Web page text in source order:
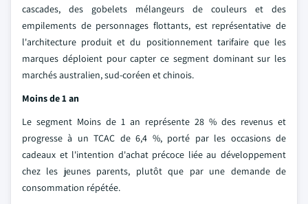
cascades, des gobelets mélangeurs de couleurs et des
empilements de personnages flottants, est représentative de
l'architecture produit et du positionnement tarifaire que les
marques déploient pour capter ce segment dominant sur les
marchés australien, sud-coréen et chinois.
Moins de 1 an
Le segment Moins de 1 an représente 28 % des revenus et
progresse à un TCAC de 6,4 %, porté par les occasions de
cadeaux et l'intention d'achat précoce liée au développement
chez les jeunes parents, plutôt que par une demande de
consommation répétée.